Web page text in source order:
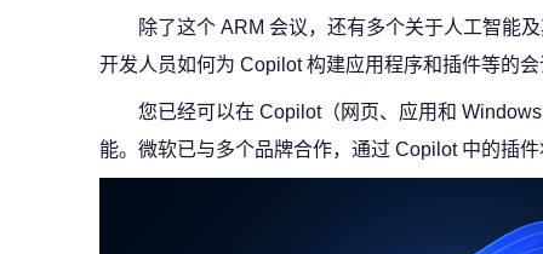
除了这个 ARM 会议，还有多个关于人工智能
开发人员如何为 Copilot 构建应用程序和插件等的
您已经可以在 Copilot（网页、应用和
能。微软已与多个品牌合作，通过 Copilot 中的插